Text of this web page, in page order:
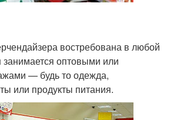
востребована в любой
занимается оптовыми или
— будь то одежда,
или продукты питания.